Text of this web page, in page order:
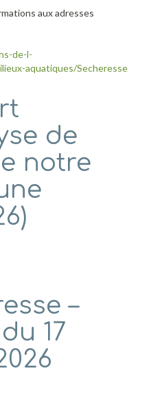
aux adresses
de-l-
aquatiques/Secheresse
de
notre
–
17